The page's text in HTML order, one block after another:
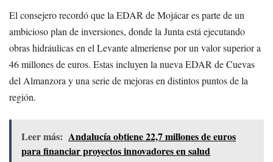
El consejero recordó que la EDAR de Mojácar es parte de un
ambicioso plan de inversiones, donde la Junta está ejecutando
obras hidráulicas en el Levante almeriense por un valor superior a
46 millones de euros. Estas incluyen la nueva EDAR de Cuevas
del Almanzora y una serie de mejoras en distintos puntos de la
región.
Leer más: Andalucía obtiene 22,7 millones de euros
para financiar proyectos innovadores en salud